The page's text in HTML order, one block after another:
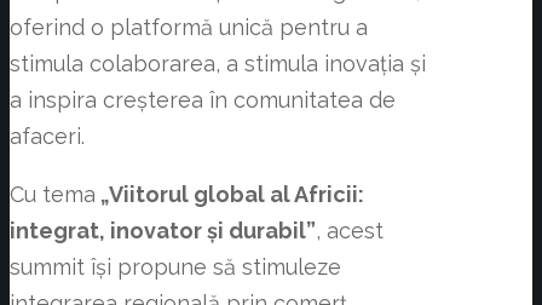
oferind o platformă unică pentru a
stimula colaborarea, a stimula inovația și
a inspira creșterea în comunitatea de
afaceri.
Cu tema „Viitorul global al Africii:
integrat, inovator și durabil”, acest
summit își propune să stimuleze